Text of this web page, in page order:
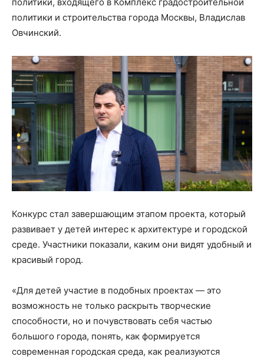
политики и строительства города Москвы, Владислав
Овчинский.
Конкурс стал завершающим этапом проекта, который
развивает у детей интерес к архитектуре и городской
среде. Участники показали, каким они видят удобный и
красивый город.
«Для детей участие в подобных проектах — это
возможность не только раскрыть творческие
способности, но и почувствовать себя частью
большого города, понять, как формируется
современная городская среда, как реализуются